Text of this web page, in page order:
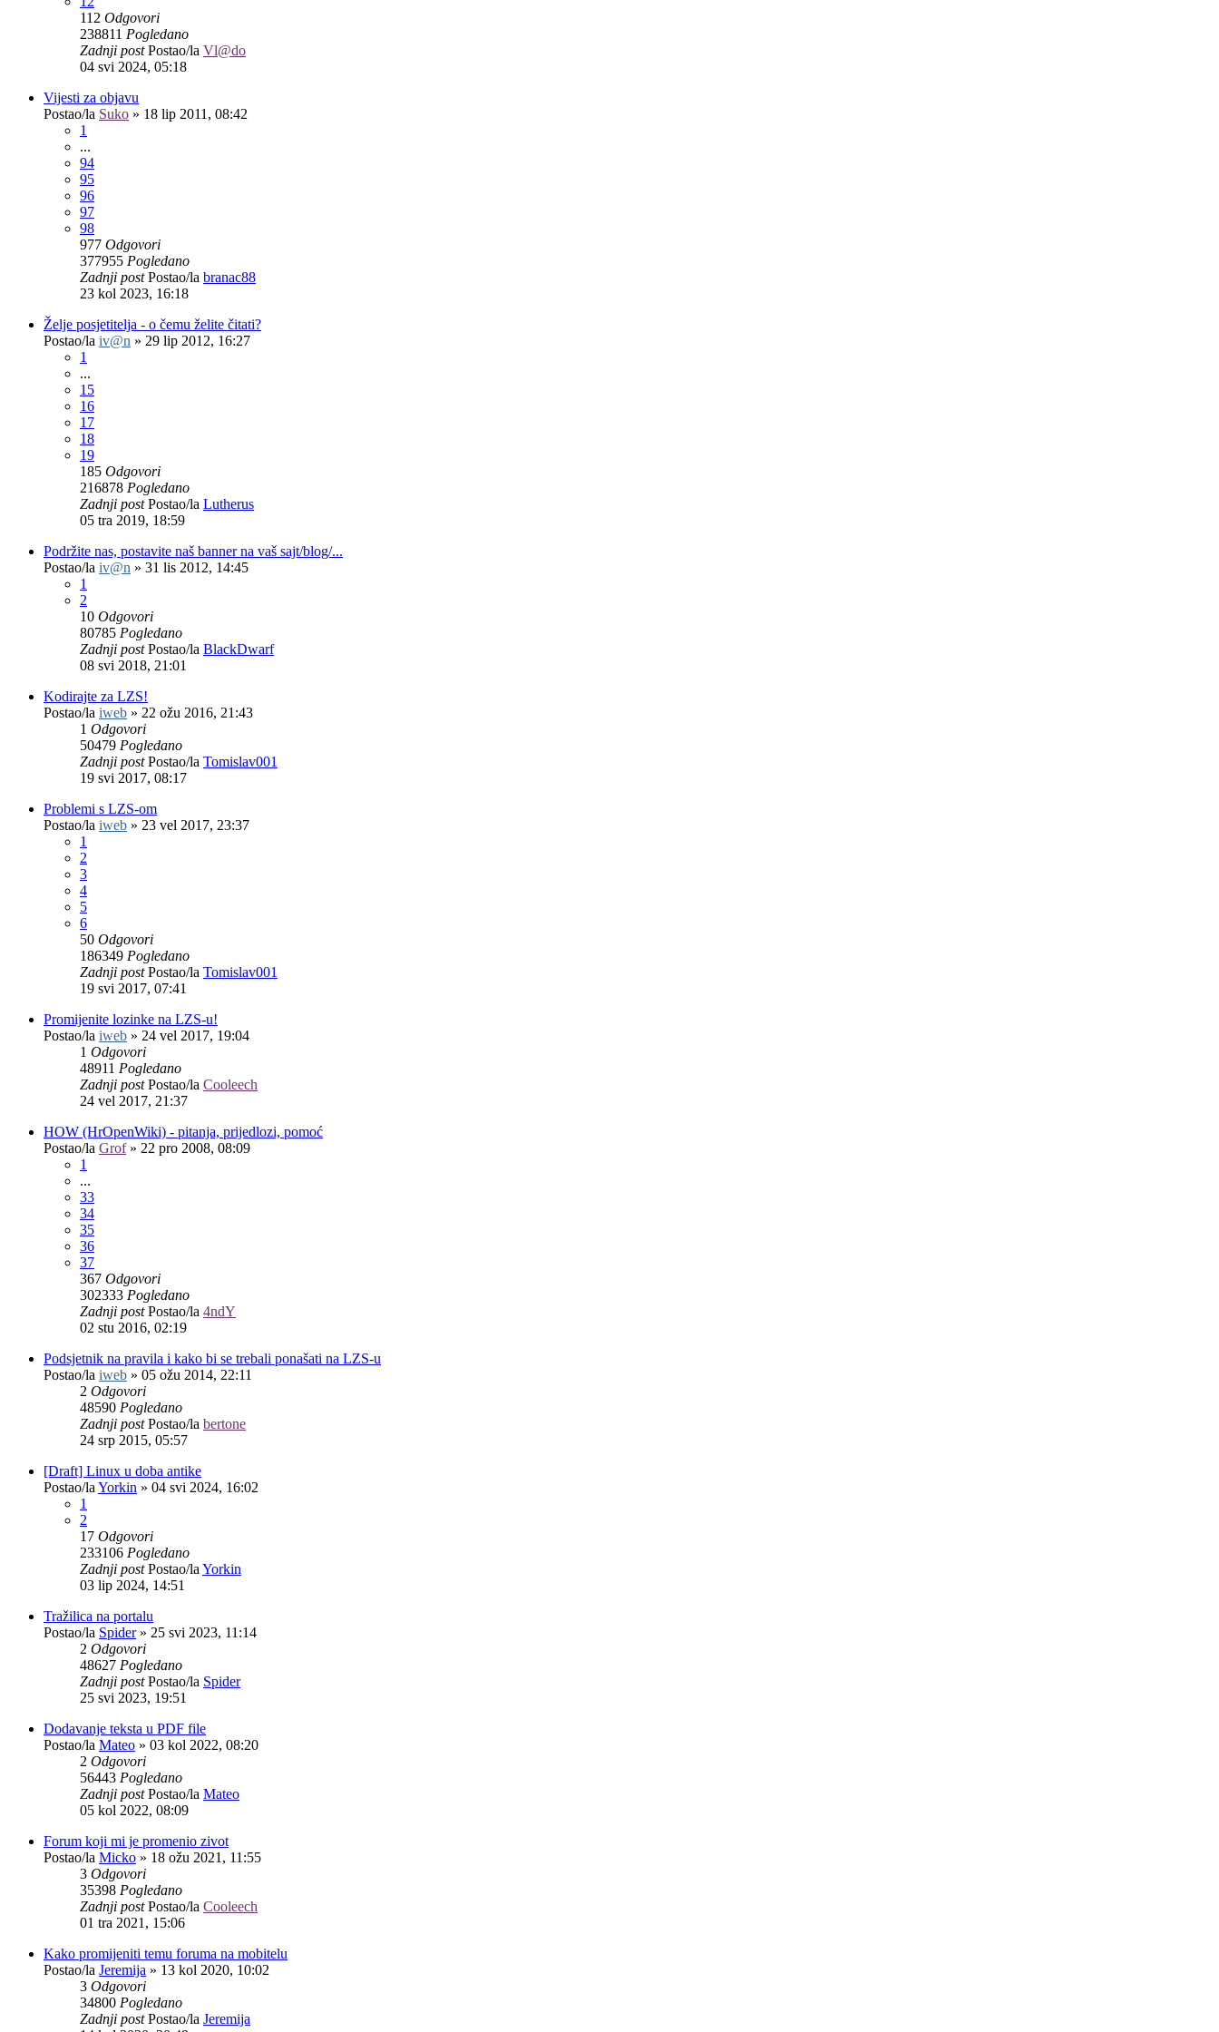
112 Odgovori
238811 Pogledano
Zadnji postPostao/la Vl@do
04 svi 2024, 05:18
Vijesti za objavu
Postao/la Suko » 18 lip 2011, 08:42
1
...
94
95
96
97
98
977 Odgovori
377955 Pogledano
Zadnji postPostao/la branac88
23 kol 2023, 16:18
Želje posjetitelja - o čemu želite čitati?
Postao/la iv@n » 29 lip 2012, 16:27
1
...
15
16
17
18
19
185 Odgovori
216878 Pogledano
Zadnji postPostao/la Lutherus
05 tra 2019, 18:59
Podržite nas, postavite naš banner na vaš sajt/blog/...
Postao/la iv@n » 31 lis 2012, 14:45
1
2
10 Odgovori
80785 Pogledano
Zadnji postPostao/la BlackDwarf
08 svi 2018, 21:01
Kodirajte za LZS!
Postao/la iweb » 22 ožu 2016, 21:43
1 Odgovori
50479 Pogledano
Zadnji postPostao/la Tomislav001
19 svi 2017, 08:17
Problemi s LZS-om
Postao/la iweb » 23 vel 2017, 23:37
1
2
3
4
5
6
50 Odgovori
186349 Pogledano
Zadnji postPostao/la Tomislav001
19 svi 2017, 07:41
Promijenite lozinke na LZS-u!
Postao/la iweb » 24 vel 2017, 19:04
1 Odgovori
48911 Pogledano
Zadnji postPostao/la Cooleech
24 vel 2017, 21:37
HOW (HrOpenWiki) - pitanja, prijedlozi, pomoć
Postao/la Grof» 22 pro 2008, 08:09
1
...
33
34
35
36
37
367 Odgovori
302333 Pogledano
Zadnji postPostao/la 4ndY
02 stu 2016, 02:19
Podsjetnik na pravila i kako bi se trebali ponašati na LZS-u
Postao/la iweb » 05 ožu 2014, 22:11
2 Odgovori
48590 Pogledano
Zadnji postPostao/la bertone
24 srp 2015, 05:57
[Draft] Linux u doba antike
Postao/la Yorkin » 04 svi 2024, 16:02
1
2
17 Odgovori
233106 Pogledano
Zadnji postPostao/la Yorkin
03 lip 2024, 14:51
Tražilica na portalu
Postao/la Spider» 25 svi 2023, 11:14
2 Odgovori
48627 Pogledano
Zadnji postPostao/la Spider
25 svi 2023, 19:51
Dodavanje teksta u PDF file
Postao/la Mateo » 03 kol 2022, 08:20
2 Odgovori
56443 Pogledano
Zadnji postPostao/la Mateo
05 kol 2022, 08:09
Forum koji mi je promenio zivot
Postao/la Micko » 18 ožu 2021, 11:55
3 Odgovori
35398 Pogledano
Zadnji postPostao/la Cooleech
01 tra 2021, 15:06
Kako promijeniti temu foruma na mobitelu
Postao/la Jeremija » 13 kol 2020, 10:02
3 Odgovori
34800 Pogledano
Zadnji postPostao/la Jeremija